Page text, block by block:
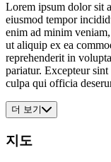
Lorem ipsum dolor sit
eiusmod tempor
enim ad minim
ut aliquip ex ea
reprehenderit in
pariatur. Excepteur
culpa qui officia
더 보기
지도